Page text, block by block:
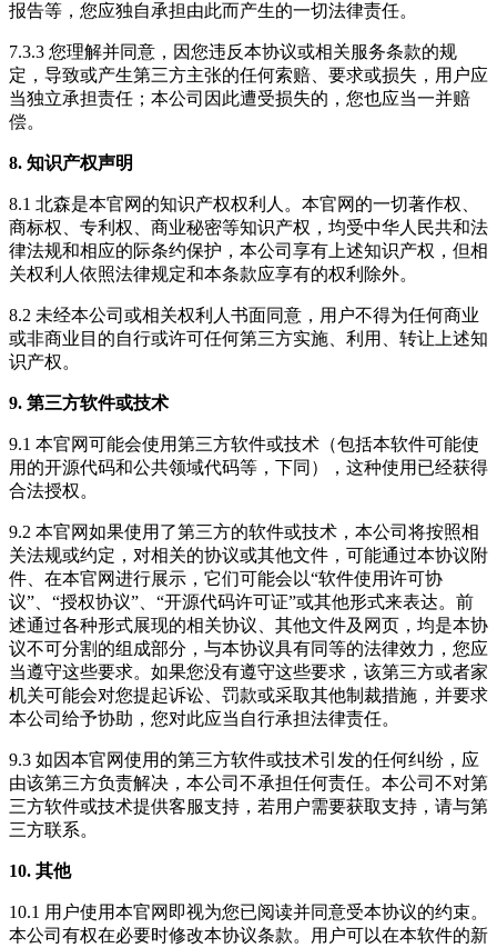
报告等，您应独自承担由此而产生的一切法律责任。
7.3.3 您理解并同意，因您违反本协议或相关服务条款的规
定，导致或产生第三方主张的任何索赔、要求或损失，用户应
当独立承担责任；本公司因此遭受损失的，您也应当一并赔
偿。
8. 知识产权声明
8.1 北森是本官网的知识产权权利人。本官网的一切著作权、
商标权、专利权、商业秘密等知识产权，均受中华人民共和法
律法规和相应的际条约保护，本公司享有上述知识产权，但相
关权利人依照法律规定和本条款应享有的权利除外。
8.2 未经本公司或相关权利人书面同意，用户不得为任何商业
或非商业目的自行或许可任何第三方实施、利用、转让上述知
识产权。
9. 第三方软件或技术
9.1 本官网可能会使用第三方软件或技术（包括本软件可能使
用的开源代码和公共领域代码等，下同），这种使用已经获得
合法授权。
9.2 本官网如果使用了第三方的软件或技术，本公司将按照相
关法规或约定，对相关的协议或其他文件，可能通过本协议附
件、在本官网进行展示，它们可能会以“软件使用许可协
议”、“授权协议”、“开源代码许可证”或其他形式来表达。前
述通过各种形式展现的相关协议、其他文件及网页，均是本协
议不可分割的组成部分，与本协议具有同等的法律效力，您应
当遵守这些要求。如果您没有遵守这些要求，该第三方或者家
机关可能会对您提起诉讼、罚款或采取其他制裁措施，并要求
本公司给予协助，您对此应当自行承担法律责任。
9.3 如因本官网使用的第三方软件或技术引发的任何纠纷，应
由该第三方负责解决，本公司不承担任何责任。本公司不对第
三方软件或技术提供客服支持，若用户需要获取支持，请与第
三方联系。
10. 其他
10.1 用户使用本官网即视为您已阅读并同意受本协议的约束。
本公司有权在必要时修改本协议条款。用户可以在本软件的新